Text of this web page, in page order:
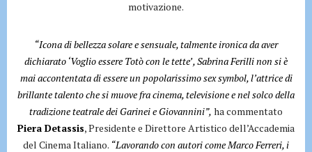
motivazione.
“Icona di bellezza solare e sensuale, talmente ironica da aver
dichiarato ‘Voglio essere Totò con le tette’ , Sabrina Ferilli non si è
mai accontentata di essere un popolarissimo sex symbol, l’attrice di
brillante talento che si muove fra cinema, televisione e nel solco della
tradizione teatrale dei Garinei e Giovannini”, ha commentato
Piera Detassis, Presidente e Direttore Artistico dell’Accademia
del Cinema Italiano. “Lavorando con autori come Marco Ferreri, i